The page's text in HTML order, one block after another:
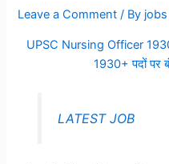
Leave a Comment / By
UPSC Nursing Officer
1930+ पदों पर
LATEST JOB